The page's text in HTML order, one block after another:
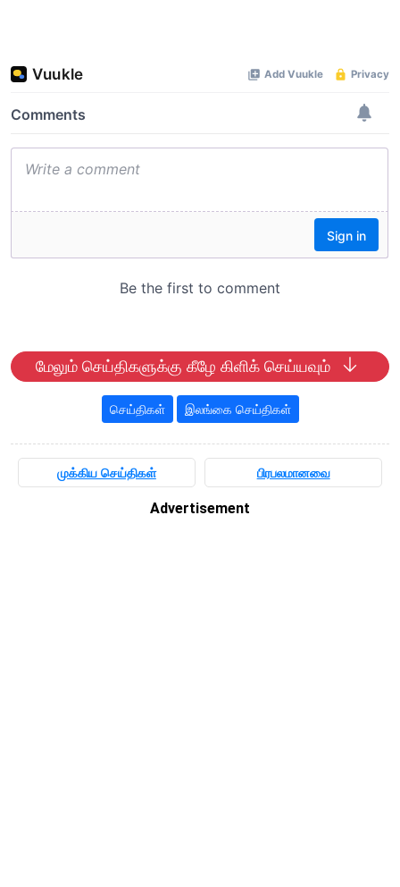
மேலும் செய்திகளுக்கு கீழே கிளிக் செய்யவும்
செய்திகள் இலங்கை செய்திகள்
முக்கிய செய்திகள் பிரபலமானவை
Advertisement